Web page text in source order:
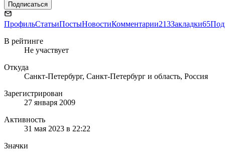
Подписаться
ПрофильСтатьиПостыНовостиКомментарии213Закладки65
В рейтинге
Не участвует
Откуда
Санкт-Петербург, Санкт-Петербург и область, Россия
Зарегистрирован
27 января 2009
Активность
31 мая 2023 в 22:22
Значки